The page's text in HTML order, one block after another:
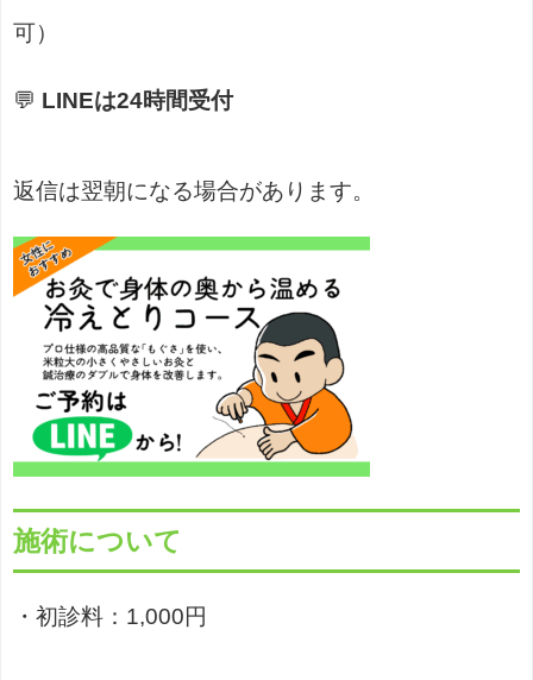
可）
💬 LINEは24時間受付
返信は翌朝になる場合があります。
施術について
・初診料：1,000円